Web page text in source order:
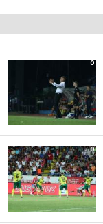
0
0